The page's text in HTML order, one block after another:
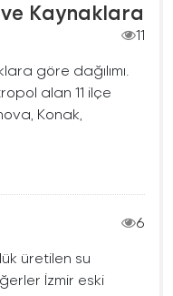
Kaynaklara
11
göre dağılımı.
alan 11 ilçe
Konak,
6
üretilen su
İzmir eski